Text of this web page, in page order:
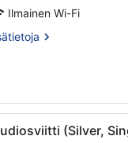
Ilmainen Wi-Fi
jonka päällä on kasvi.
sänky, työpöytä,
4 (Silver,